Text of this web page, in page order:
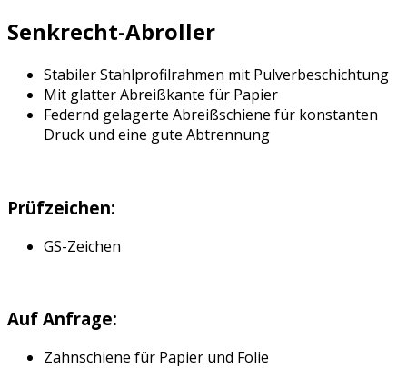
Senkrecht-Abroller
Stabiler Stahlprofilrahmen mit Pulverbeschichtung
Mit glatter Abreißkante für Papier
Federnd gelagerte Abreißschiene für konstanten
Druck und eine gute Abtrennung
Prüfzeichen:
GS-Zeichen
Auf Anfrage:
Zahnschiene für Papier und Folie